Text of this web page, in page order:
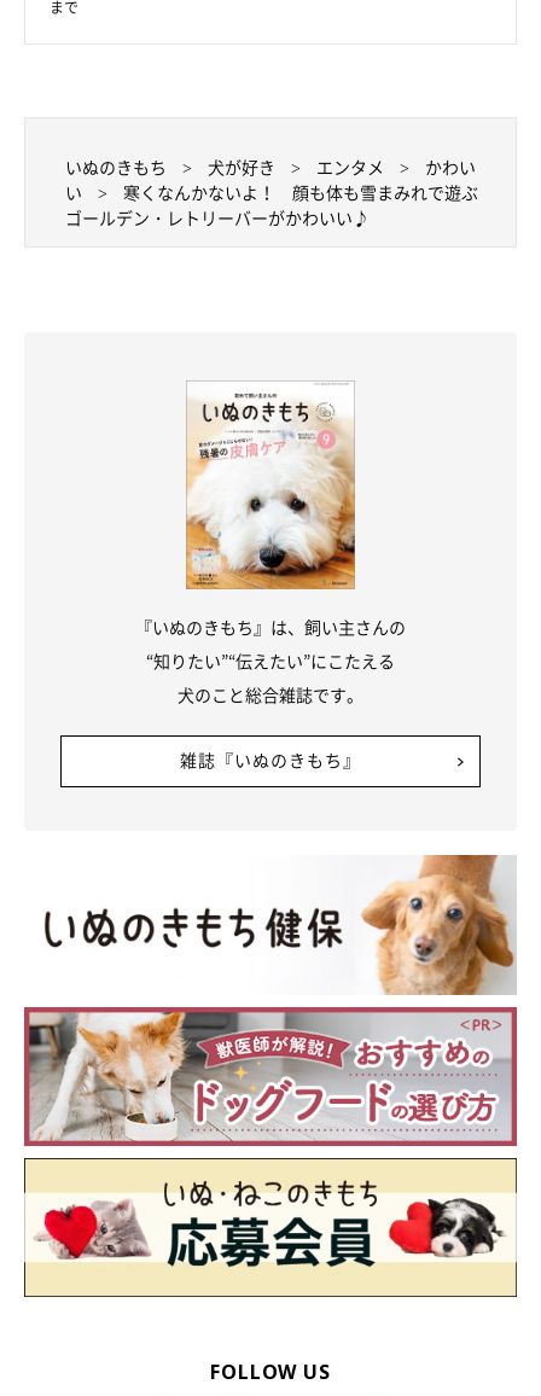
まで
いぬのきもち 犬が好き エンタメ
かわい
い
寒くなんかないよ！ 顔も体も雪まみれで遊ぶ
ゴールデン・レトリーバーがかわいい♪
『いぬのきもち』は、飼い主さんの
“知りたい”“伝えたい”にこたえる
犬のこと総合雑誌です。
雑誌『いぬのきもち』
FOLLOW US